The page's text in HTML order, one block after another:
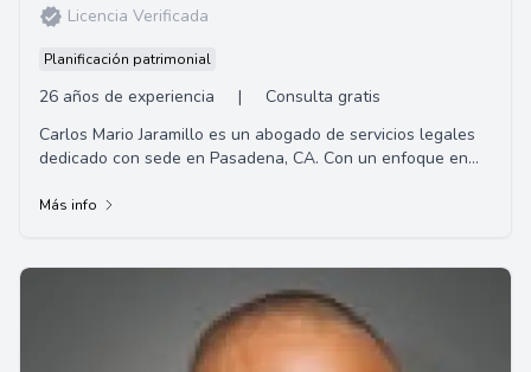
Licencia Verificada
Planificación patrimonial
26 años de experiencia |
Consulta gratis
Carlos Mario Jaramillo es un abogado de servicios legales
dedicado con sede en Pasadena, CA. Con un enfoque en
Más info